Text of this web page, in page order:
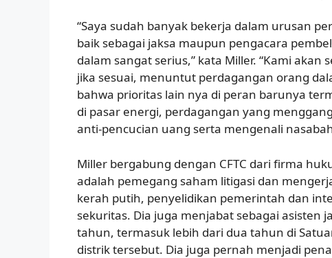
“Saya sudah banyak bekerja dalam urusan
baik sebagai jaksa maupun pengacara
dalam sangat serius,” kata Miller. “Kami
jika sesuai, menuntut perdagangan orang
bahwa prioritas lain nya di peran barunya
di pasar energi, perdagangan yang
anti-pencucian uang serta mengenali
Miller bergabung dengan CFTC dari firma
adalah pemegang saham litigasi dan
kerah putih, penyelidikan pemerintah dan
sekuritas. Dia juga menjabat sebagai asisten
tahun, termasuk lebih dari dua tahun di
distrik tersebut. Dia juga pernah menjadi